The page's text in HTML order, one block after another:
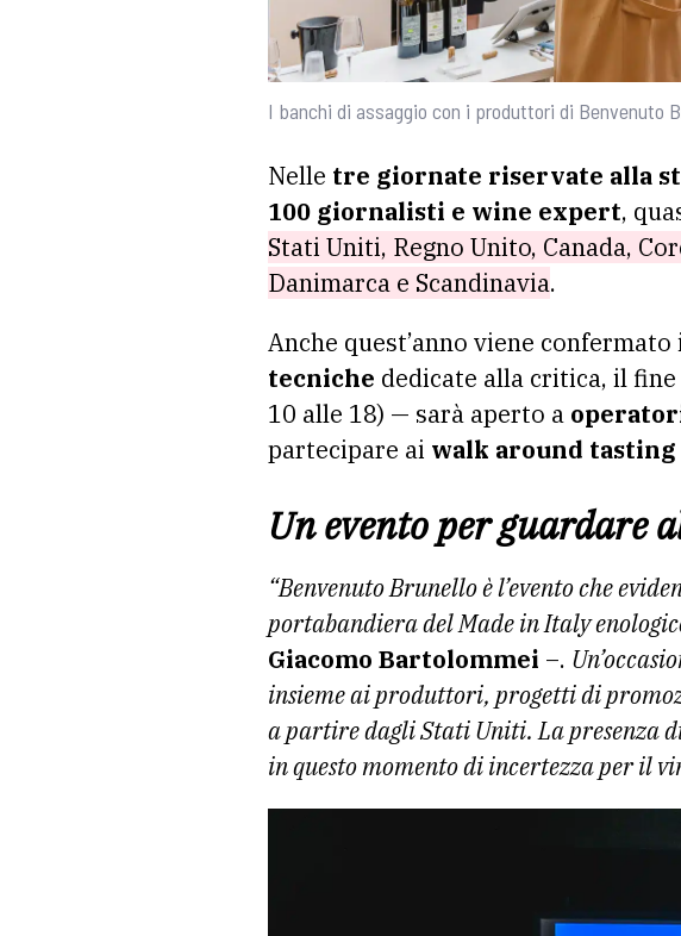
I banchi di assaggio con i produttori di Benvenuto
Nelle tre giornate riservate alla
100 giornalisti e wine expert,
Stati Uniti, Regno Unito, Canada,
Danimarca e Scandinavia.
Anche quest’anno viene
tecniche dedicate alla critica, il
10 alle 18) — sarà aperto a
partecipare ai walk around tasting
Un evento per guardare
“Benvenuto Brunello è l’evento che
portabandiera del Made in Italy
Giacomo Bartolommei –.
insieme ai produttori, progetti di
a partire dagli Stati Uniti. La presenza
in questo momento di incertezza per il